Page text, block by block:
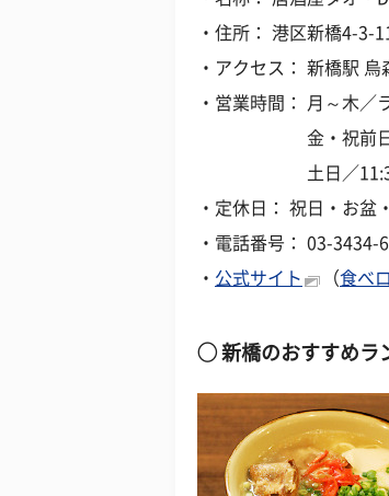
・住所： 港区新橋4-3-
・アクセス： 新橋駅
・営業時間： 月～木
金・祝前日／ラン
土日／11:30～
・定休日： 祝日・お盆
・電話番号： 03-3434-
・ 公式サイト （食べ
◯新橋のおすすめラ